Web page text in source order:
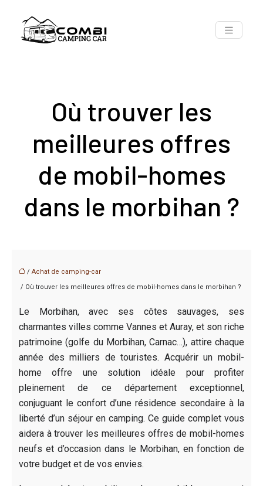
Où trouver les
meilleures offres
de mobil-homes
dans le morbihan ?
/ Achat de camping-car
/ Où trouver les meilleures offres de mobil-homes dans le morbihan ?
Le Morbihan, avec ses côtes sauvages, ses
charmantes villes comme Vannes et Auray, et son riche
patrimoine (golfe du Morbihan, Carnac…), attire chaque
année des milliers de touristes. Acquérir un mobil-
home offre une solution idéale pour profiter
pleinement de ce département exceptionnel,
conjuguant le confort d’une résidence secondaire à la
liberté d’un séjour en camping. Ce guide complet vous
aidera à trouver les meilleures offres de mobil-homes
neufs et d’occasion dans le Morbihan, en fonction de
votre budget et de vos envies.